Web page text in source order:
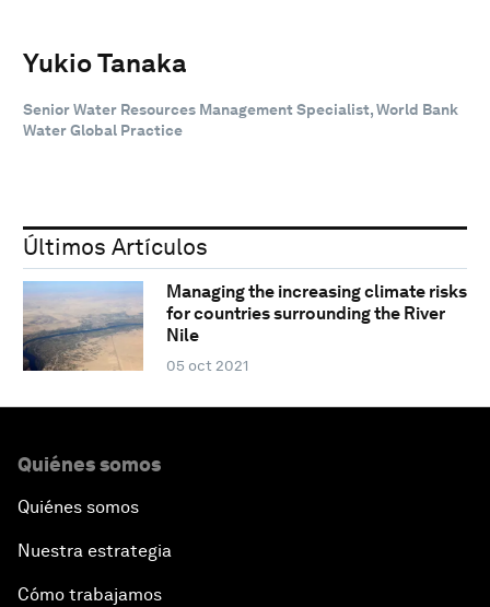
Yukio Tanaka
Senior Water Resources Management Specialist, World Bank
Water Global Practice
Últimos Artículos
Managing the increasing climate risks
for countries surrounding the River
Nile
05 oct 2021
Quiénes somos
Quiénes somos
Nuestra estrategia
Cómo trabajamos